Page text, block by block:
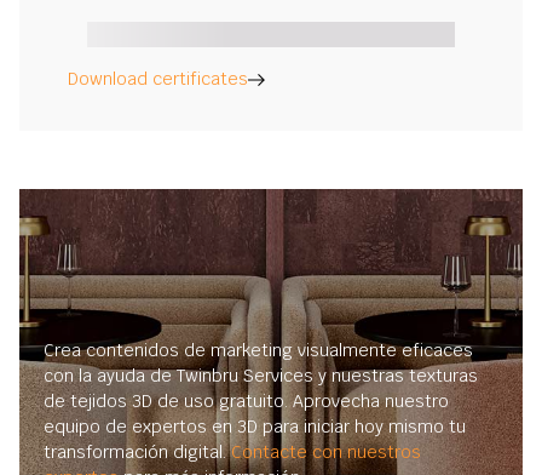
Download certificates
Crea contenidos de marketing visualmente eficaces
con la ayuda de Twinbru Services y nuestras texturas
de tejidos 3D de uso gratuito. Aprovecha nuestro
equipo de expertos en 3D para iniciar hoy mismo tu
transformación digital.Contacte con nuestros